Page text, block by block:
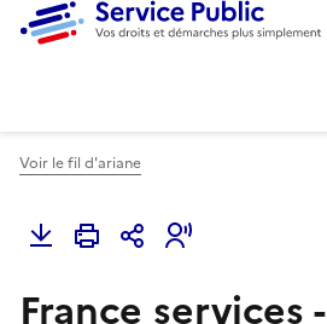
Voir le fil d'ariane
France services